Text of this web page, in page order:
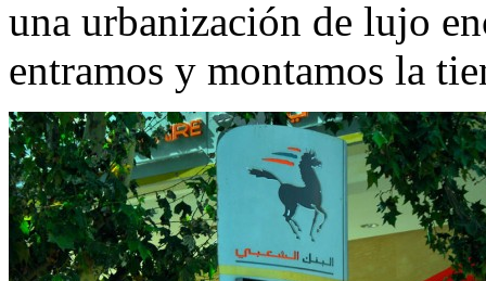
una urbanización de lujo
entramos y montamos la